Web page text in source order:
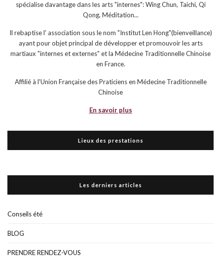
spécialise davantage dans les arts "internes": Wing Chun, Taichi, Qi
Qong, Méditation...
Il rebaptise l' association sous le nom "Institut Len Hong"(bienveillance)
ayant pour objet principal de développer et promouvoir les arts
martiaux "internes et externes" et la Médecine Traditionnelle Chinoise
en France.
Affilié à l'Union Française des Praticiens en Médecine Traditionnelle
Chinoise
En savoir plus
Lieux des prestations
Les derniers articles
Conseils été
BLOG
PRENDRE RENDEZ-VOUS